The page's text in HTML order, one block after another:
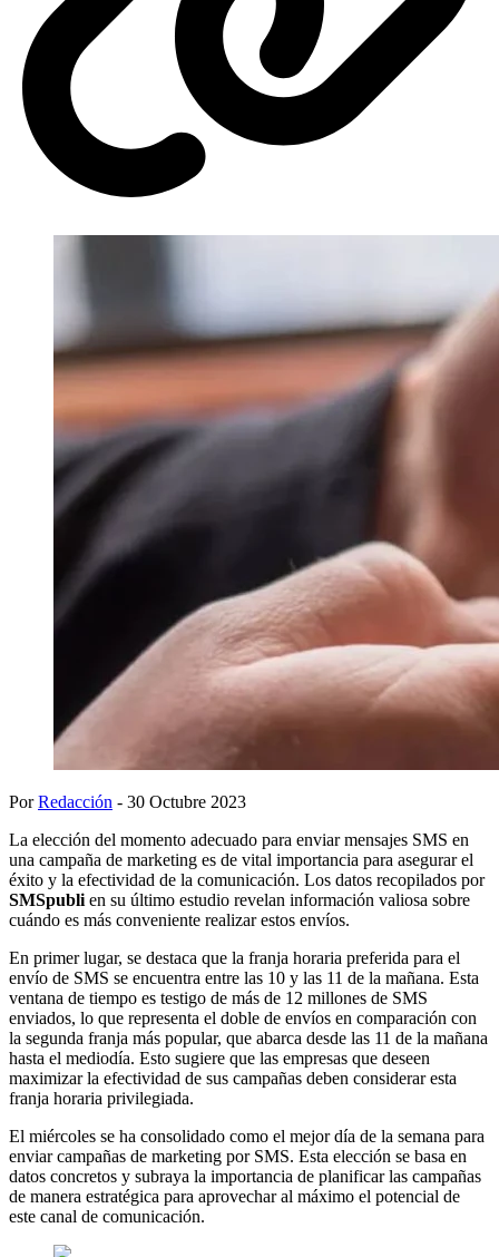
PorRedacción - 30 Octubre 2023
La elección del momento adecuado para enviar mensajes SMS en
una campaña de marketing es de vital importancia para asegurar el
éxito y la efectividad de la comunicación. Los datos recopilados por
SMSpubli en su último estudio revelan información valiosa sobre
cuándo es más conveniente realizar estos envíos.
En primer lugar, se destaca que la franja horaria preferida para el
envío de SMS se encuentra entre las 10 y las 11 de la mañana. Esta
ventana de tiempo es testigo de más de 12 millones de SMS
enviados, lo que representa el doble de envíos en comparación con
la segunda franja más popular, que abarca desde las 11 de la mañana
hasta el mediodía. Esto sugiere que las empresas que deseen
maximizar la efectividad de sus campañas deben considerar esta
franja horaria privilegiada.
El miércoles se ha consolidado como el mejor día de la semana para
enviar campañas de marketing por SMS. Esta elección se basa en
datos concretos y subraya la importancia de planificar las campañas
de manera estratégica para aprovechar al máximo el potencial de
este canal de comunicación.